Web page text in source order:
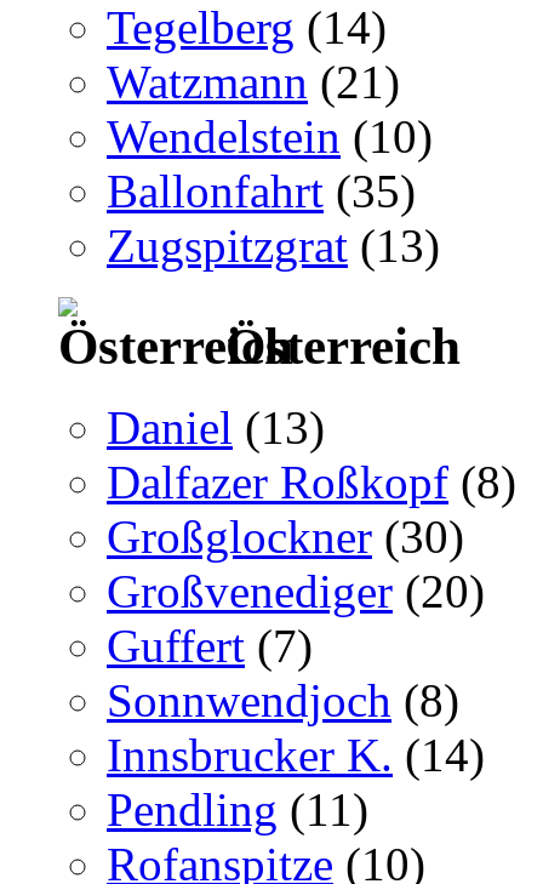
Tegelberg (14)
Watzmann (21)
Wendelstein (10)
Ballonfahrt (35)
Zugspitzgrat (13)
Österreich
Daniel (13)
Dalfazer Roßkopf (8)
Großglockner (30)
Großvenediger (20)
Guffert (7)
Sonnwendjoch (8)
Innsbrucker K. (14)
Pendling (11)
Rofanspitze (10)